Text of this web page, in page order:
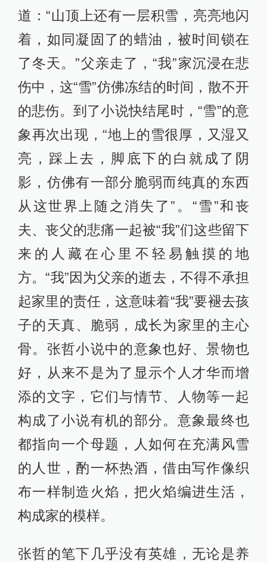
道：“山顶上还有一层积雪，亮亮地闪
着，如同凝固了的蜡油，被时间锁在
了冬天。”父亲走了，“我”家沉浸在悲
伤中，这“雪”仿佛冻结的时间，散不开
的悲伤。到了小说快结尾时，“雪”的意
象再次出现，“地上的雪很厚，又湿又
亮，踩上去，脚底下的白就成了阴
影，仿佛有一部分脆弱而纯真的东西
从这世界上随之消失了”。“雪”和丧
夫、丧父的悲痛一起被“我”们这些留下
来的人藏在心里不轻易触摸的地
方。“我”因为父亲的逝去，不得不承担
起家里的责任，这意味着“我”要褪去孩
子的天真、脆弱，成长为家里的主心
骨。张哲小说中的意象也好、景物也
好，从来不是为了显示个人才华而增
添的文字，它们与情节、人物等一起
构成了小说有机的部分。意象最终也
都指向一个母题，人如何在充满风雪
的人世，酌一杯热酒，借由写作像织
布一样制造火焰，把火焰编进生活，
构成家的模样。
张哲的笔下几乎没有英雄，无论是养